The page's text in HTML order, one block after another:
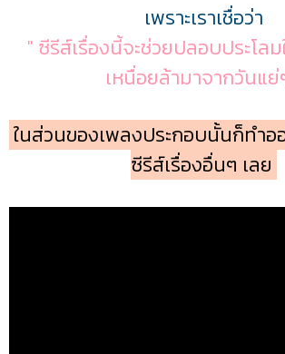
เพราะเราเชื่อว่า
" ซีรีส์เรื่องนี้จะช่วยปลอบประโล
เหนื่อยล้ามาจากวันแย่
ในส่วนของเพลงประกอบนั้นก็ทำอ
ซีรีส์เรื่องอื่นๆ เลย